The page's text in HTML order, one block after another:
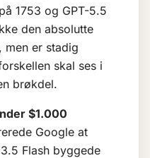
1753 og GPT-5.5
den absolutte
men er stadig
skal ses i
brøkdel.
$1.000
Google at
Flash byggede